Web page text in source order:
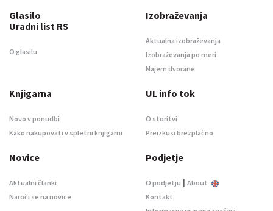
Glasilo
Uradni list RS
O glasilu
Izobraževanja
Aktualna izobraževanja
Izobraževanja po meri
Najem dvorane
Knjigarna
Novo v ponudbi
Kako nakupovati v spletni knjigarni
UL info tok
O storitvi
Preizkusi brezplačno
Novice
Aktualni članki
Naroči se na novice
Podjetje
O podjetju | About
Kontakt